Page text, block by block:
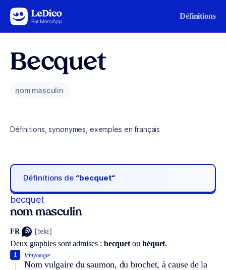
Aller au contenu Définitions
Becquet
nom masculin
Définitions, synonymes, exemples en français
Définitions de “becquet“
becquet
nom masculin
FR [bekɛ]
Deux graphies sont admises : becquetou béquet.
Ichtyologie.
Nom vulgaire du saumon, du brochet, à cause de la
1